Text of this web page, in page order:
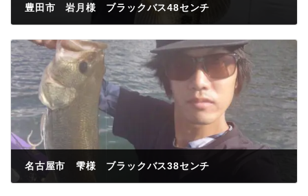
豊田市 岩月様 ブラックバス48センチ
名古屋市 雫様 ブラックバス38センチ